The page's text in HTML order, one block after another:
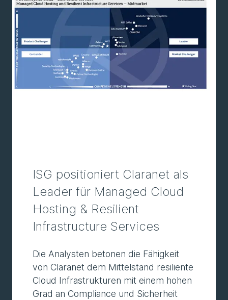
ISG positioniert Claranet als
Leader für Managed Cloud
Hosting & Resilient
Infrastructure Services
Die Analysten betonen die Fähigkeit
von Claranet dem Mittelstand resiliente
Cloud Infrastrukturen mit einem hohen
Grad an Compliance und Sicherheit